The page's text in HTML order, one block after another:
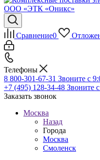
Сравнение0
Телефоны
8 800-301-67-31 Звоните с
+7 (495) 128-34-48 Звоните
Заказать звонок
Москва
Назад
Города
Москва
Смоленск